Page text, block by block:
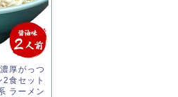
厚がっつ
食セット
ラーメン